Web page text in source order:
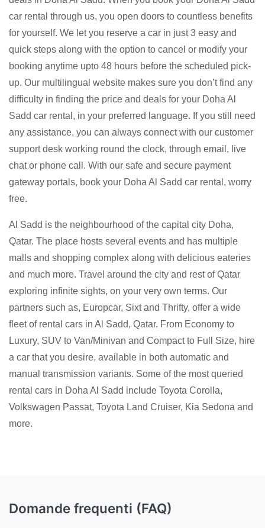
car rental through us, you open doors to countless benefits
for yourself. We let you reserve a car in just 3 easy and
quick steps along with the option to cancel or modify your
booking anytime upto 48 hours before the scheduled pick-
up. Our multilingual website makes sure you don’t find any
difficulty in finding the price and deals for your Doha Al
Sadd car rental, in your preferred language. If you still need
any assistance, you can always connect with our customer
support desk working round the clock, through email, live
chat or phone call. With our safe and secure payment
gateway portals, book your Doha Al Sadd car rental, worry
free.
Al Sadd is the neighbourhood of the capital city Doha,
Qatar. The place hosts several events and has multiple
malls and shopping complex along with delicious eateries
and much more. Travel around the city and rest of Qatar
exploring infinite sights, on your very own terms. Our
partners such as, Europcar, Sixt and Thrifty, offer a wide
fleet of rental cars in Al Sadd, Qatar. From Economy to
Luxury, SUV to Van/Minivan and Compact to Full Size, hire
a car that you desire, available in both automatic and
manual transmission variants. Some of the most queried
rental cars in Doha Al Sadd include Toyota Corolla,
Volkswagen Passat, Toyota Land Cruiser, Kia Sedona and
more.
Domande frequenti (FAQ)